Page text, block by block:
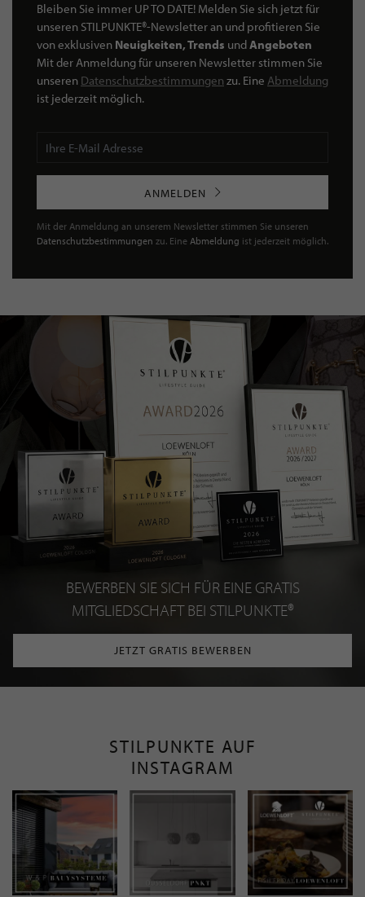
Bleiben Sie immer UP TO DATE! Melden Sie sich jetzt für
unseren STILPUNKTE®-Newsletter an und profitieren Sie
von exklusiven Neuigkeiten, Trends undAngeboten
Mit der Anmeldung für unseren Newsletter stimmen Sie
unseren Datenschutzbestimmungen zu. Eine Abmeldung
ist jederzeit möglich.
ANMELDEN
Mit der Anmeldung an unserem Newsletter stimmen Sie unseren
Datenschutzbestimmungen zu. Eine Abmeldung ist jederzeit möglich.
BEWERBEN SIE SICH FÜR EINE GRATIS
MITGLIEDSCHAFT BEI STILPUNKTE®
JETZT GRATIS BEWERBEN
STILPUNKTE AUF
INSTAGRAM